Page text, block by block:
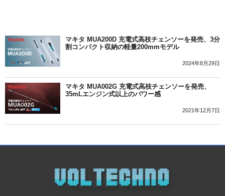
マキタ MUA200D 充電式高枝チェンソーを発売、3分
割コンパクト収納の軽量200mmモデル
2024年8月29日
マキタ MUA002G 充電式高枝チェンソーを発売、
35mLエンジン式以上のパワー感
2021年12月7日